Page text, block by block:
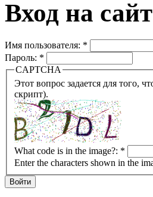
Вход на сайт
Имя пользователя: *
Пароль: *
CAPTCHA
Этот вопрос задается для того, чтобы выяснить, являетесь ли
скрипт).
What code is in the image?: *
Enter the characters shown in the